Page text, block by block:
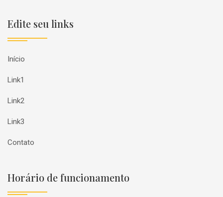
Edite seu links
Início
Link1
Link2
Link3
Contato
Horário de funcionamento